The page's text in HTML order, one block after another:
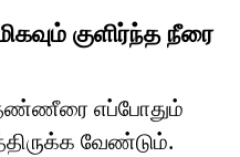
குளிர்ந்த நீரை
தண்ணீரை எப்போதும்
வேண்டும்.